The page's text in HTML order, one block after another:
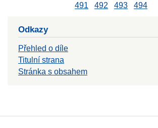
491
492 493 494
Odkazy
Přehled o díle
Titulní strana
Stránka s obsahem